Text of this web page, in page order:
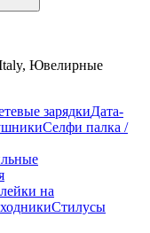
Ювелирные
зарядкиДата-
Селфи палка /
на
Стилусы